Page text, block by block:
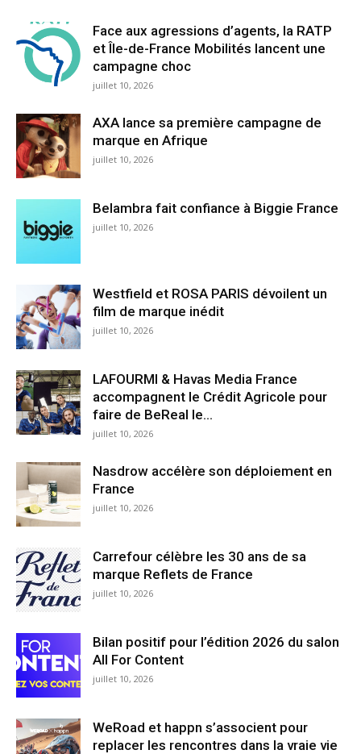
Face aux agressions d’agents, la RATP
et Île-de-France Mobilités lancent une
campagne choc
juillet 10, 2026
AXA lance sa première campagne de
marque en Afrique
juillet 10, 2026
Belambra fait confiance à Biggie France
juillet 10, 2026
Westfield et ROSA PARIS dévoilent un
film de marque inédit
juillet 10, 2026
LAFOURMI & Havas Media France
accompagnent le Crédit Agricole pour
faire de BeReal le...
juillet 10, 2026
Nasdrow accélère son déploiement en
France
juillet 10, 2026
Carrefour célèbre les 30 ans de sa
marque Reflets de France
juillet 10, 2026
Bilan positif pour l’édition 2026 du salon
All For Content
juillet 10, 2026
WeRoad et happn s’associent pour
replacer les rencontres dans la vraie vie